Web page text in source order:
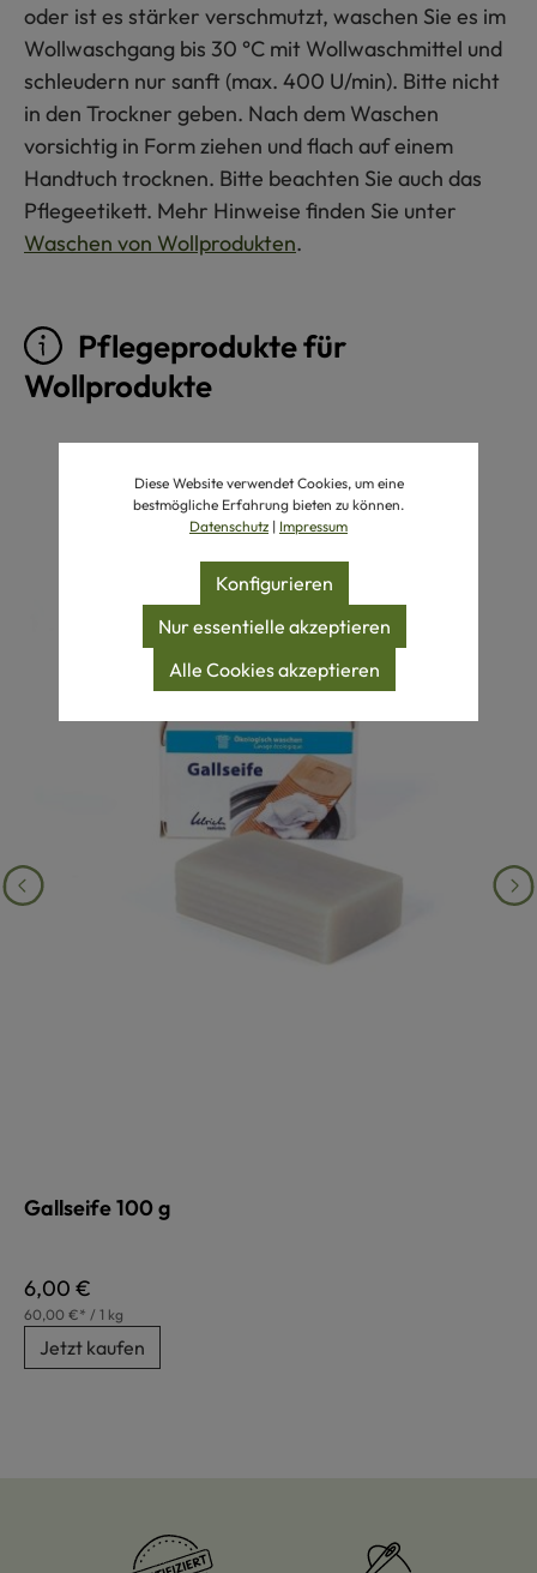
oder ist es stärker verschmutzt, waschen Sie es im
Wollwaschgang bis 30 °C mit Wollwaschmittel und
schleudern nur sanft (max. 400 U/min). Bitte nicht
in den Trockner geben. Nach dem Waschen
vorsichtig in Form ziehen und flach auf einem
Handtuch trocknen. Bitte beachten Sie auch das
Pflegeetikett. Mehr Hinweise finden Sie unter
Waschen von Wollprodukten.
Pflegeprodukte für
Wollprodukte
Produktgalerie überspringen
Gallseife 100 g
Regulärer Preis:
6,00 €
60,00 €* / 1 kg
Jetzt kaufen
Diese Website verwendet Cookies, um eine
bestmögliche Erfahrung bieten zu können.
Datenschutz | Impressum
Nur essentielle akzeptieren
Konfigurieren
Alle Cookies akzeptieren